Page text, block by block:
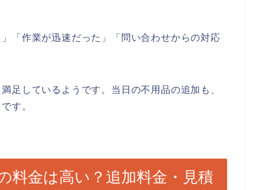
「作業が迅速だった」「問い合わせからの対応
足しているようです。当日の不用品の追加も、
す。
料金は高い？追加料金・見積